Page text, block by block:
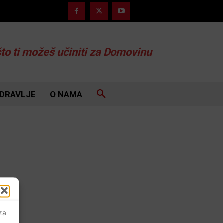
ti možeš učiniti za Domovinu
O NAMA